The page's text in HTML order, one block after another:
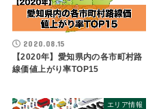
2020.08.15
【2020年】愛知県内の各市町村路
線価値上がり率TOP15
エリア情報